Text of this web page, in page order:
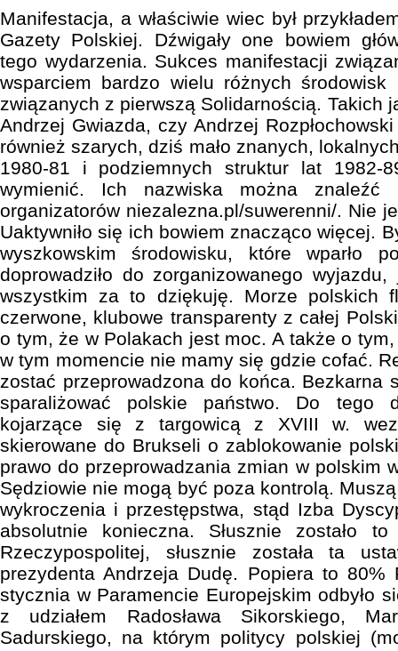
Manifestacja, a właściwie wiec był
Gazety Polskiej. Dźwigały one bowiem
tego wydarzenia. Sukces manifestacji
wsparciem bardzo wielu różnych
związanych z pierwszą Solidarnością. Takich
Andrzej Gwiazda, czy Andrzej
również szarych, dziś mało znanych,
1980-81 i podziemnych struktur lat 1982-
wymienić. Ich nazwiska można znaleźć
organizatorów niezalezna.pl/suwerenni/. Nie
Uaktywniło się ich bowiem znacząco więcej.
wyszkowskim środowisku, które wparło
doprowadziło do zorganizowanego
wszystkim za to dziękuję. Morze polskich
czerwone, klubowe transparenty z całej
o tym, że w Polakach jest moc. A także o
w tym momencie nie mamy się gdzie cofać.
zostać przeprowadzona do końca. Bezkarna
sparaliżować polskie państwo. Do tego
kojarzące się z targowicą z XVIII w.
skierowane do Brukseli o zablokowanie
prawo do przeprowadzania zmian w polskim
Sędziowie nie mogą być poza kontrolą.
wykroczenia i przestępstwa, stąd Izba
absolutnie konieczna. Słusznie zostało
Rzeczypospolitej, słusznie została ta
prezydenta Andrzeja Dudę. Popiera to 80%
stycznia w Paramencie Europejskim odbyło
z udziałem Radosława Sikorskiego,
Sadurskiego, na którym politycy polskiej